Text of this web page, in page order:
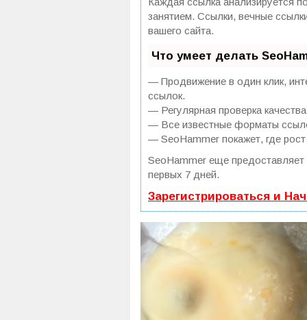
занятием. Ссылки, вечные
вашего сайта.
Что умеет делать
— Продвижение в один клик,
ссылок.
— Регулярная проверка
— Все известные форматы
— SeoHammer покажет, где
SeoHammer еще
первых 7 дней.
Зарегистрироваться и